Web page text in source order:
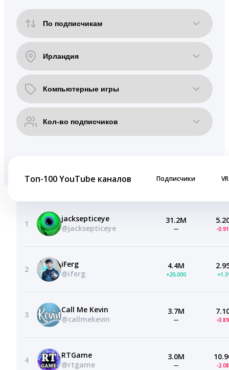
Топ-100 YouTube каналов Подписчики VR
1
jacksepticeye
@jacksepticeye
31.2M
— -
2
iFerg
@iferg
4.4M
+20,000
3
Call Me Kevin
@callmekevin
3.7M
— -
4
RTGame
@rtgame
3.0M
— -